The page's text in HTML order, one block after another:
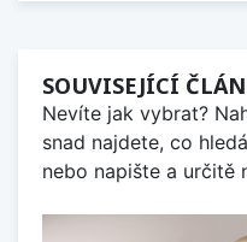
SOUVISEJÍCÍ
Nevíte jak vybrat?
snad najdete, co
nebo napište a určitě